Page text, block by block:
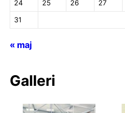
24 25 26 27
31
« maj
Galleri